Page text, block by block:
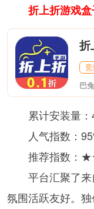
折上折游戏
折
累计安装量
人气指数：
推荐指数
平台汇聚了
氛围活跃友好。